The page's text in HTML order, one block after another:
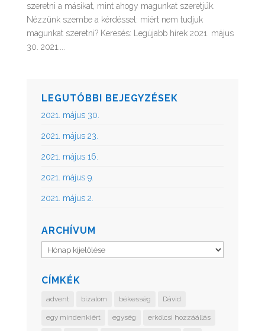
szeretni a másikat, mint ahogy magunkat szeretjük.
Nézzünk szembe a kérdéssel: miért nem tudjuk
magunkat szeretni? Keresés: Legújabb hírek 2021. május
30. 2021....
LEGUTÓBBI BEJEGYZÉSEK
2021. május 30.
2021. május 23.
2021. május 16.
2021. május 9.
2021. május 2.
ARCHÍVUM
Archívum
CÍMKÉK
advent bizalom békesség Dávid
egy mindenkiért egység erkölcsi hozzáállás